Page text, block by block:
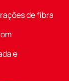
de fibra
e